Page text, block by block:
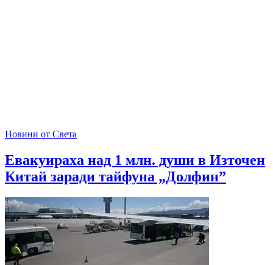
Новини от Света
Евакуираха над 1 млн. души в Източен
Китай заради тайфуна „Долфин”